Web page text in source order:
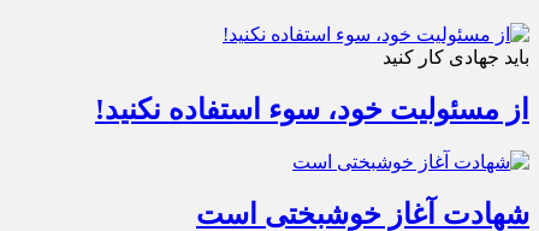
باید جهادی کار کنید
از مسئولیت خود، سوء استفاده نکنید!
شهادت آغاز خوشبختی است